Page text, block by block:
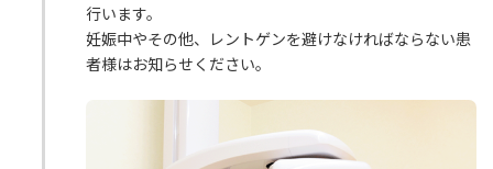
行います。
妊娠中やその他、レントゲンを避けなければならない患
者様はお知らせください。